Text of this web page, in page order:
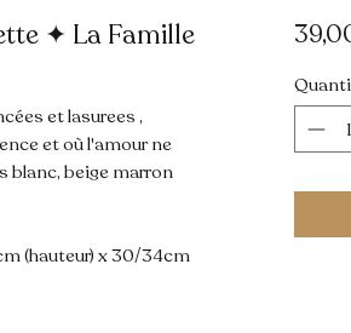
✦ La Famille
et lasurees ,
et où l'amour ne
blanc, beige marron
(hauteur) x 30/34cm